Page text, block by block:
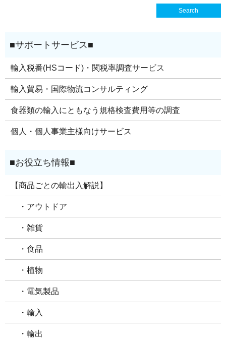
輸入税番(HSコード)・関税率調査サービス
輸入貿易・国際物流コンサルティング
食器類の輸入にともなう規格検査費用等の調査
個人・個人事業主様向けサービス
【商品ごとの輸出入解説】
・アウトドア
・雑貨
・食品
・植物
・電気製品
・輸入
・輸出